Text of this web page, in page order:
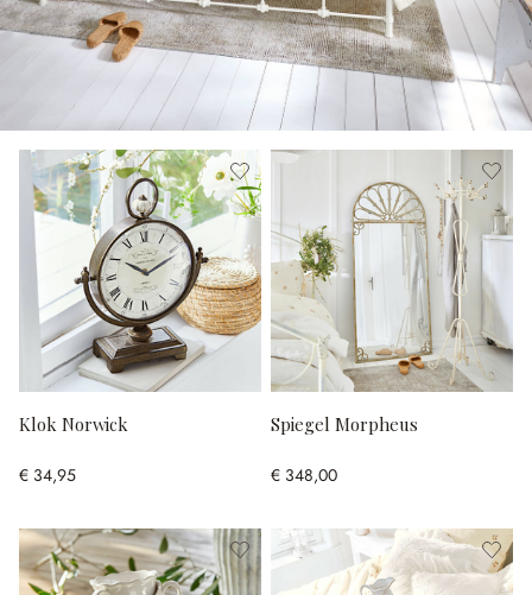
Klok Norwick
€ 34,95
Spiegel Morpheus
€ 348,00